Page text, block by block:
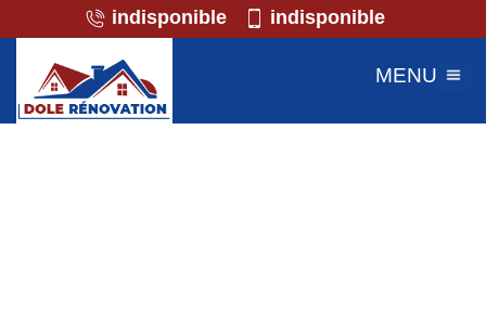
indisponible indisponible
MENU